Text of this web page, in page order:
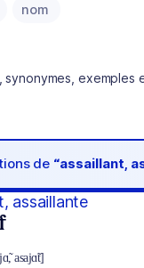
nom
synonymes, exemples
de “assaillant,
assaillante
asajɑ̃t]